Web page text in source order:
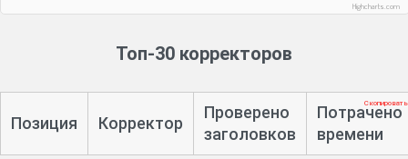
Highcharts.com
Топ-30 корректоров
Позиция Корректор
Проверено
заголовков
Потрачено
времени
Скопировать